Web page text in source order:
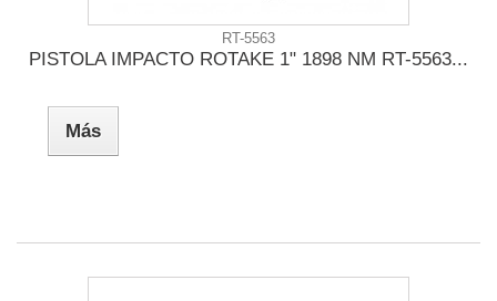
RT-5563
PISTOLA IMPACTO ROTAKE 1" 1898 NM RT-5563...
Más